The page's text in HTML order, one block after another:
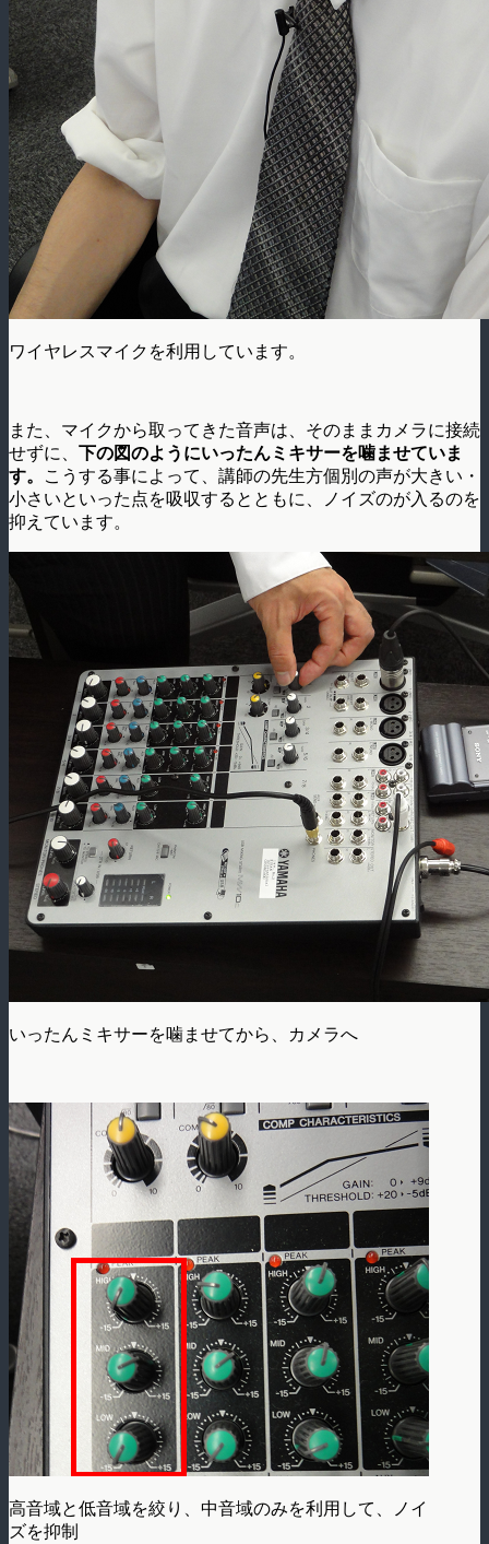
ワイヤレスマイクを利用しています。
また、マイクから取ってきた音声は、そのままカメラに接続
せずに、 下の図のようにいったんミキサーを噛ませていま
す。
こうする事によって、講師の先生方個別の声が大きい・
小さいといった点を吸収するとともに、ノイズのが入るのを
抑えています。
いったんミキサーを噛ませてから、カメラへ
高音域と低音域を絞り、中音域のみを利用して、ノイ
ズを抑制